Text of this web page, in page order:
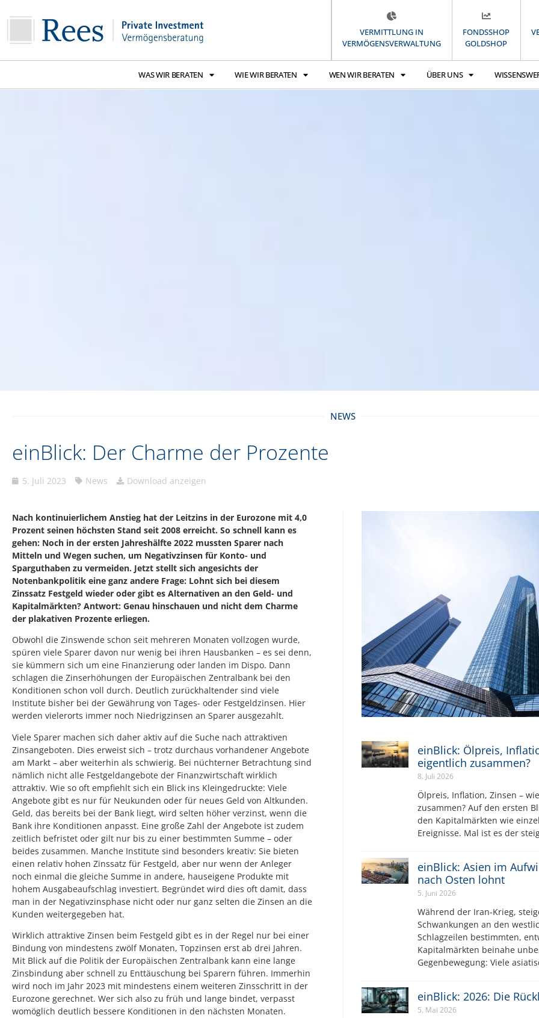
VERMITTLUNG IN
VERMÖGENSVERWALTUNG
FONDSSHOP
GOLDSHOP
WAS WIR BERATEN WIE WIR BERATEN WEN WIR BERATEN ÜBER UNS
NEWS
einBlick: Der Charme der Prozente
5. Juli 2023 News Download anzeigen
Nach kontinuierlichem Anstieg hat der Leitzins in der Eurozone mit 4,0
Prozent seinen höchsten Stand seit 2008 erreicht. So schnell kann es
gehen: Noch in der ersten Jahreshälfte 2022 mussten Sparer nach
Mitteln und Wegen suchen, um Negativzinsen für Konto- und
Sparguthaben zu vermeiden. Jetzt stellt sich angesichts der
Notenbankpolitik eine ganz andere Frage: Lohnt sich bei diesem
Zinssatz Festgeld wieder oder gibt es Alternativen an den Geld- und
Kapitalmärkten? Antwort: Genau hinschauen und nicht dem Charme
der plakativen Prozente erliegen.
Obwohl die Zinswende schon seit mehreren Monaten vollzogen wurde,
spüren viele Sparer davon nur wenig bei ihren Hausbanken – es sei denn,
sie kümmern sich um eine Finanzierung oder landen im Dispo. Dann
schlagen die Zinserhöhungen der Europäischen Zentralbank bei den
Konditionen schon voll durch. Deutlich zurückhaltender sind viele
Institute bisher bei der Gewährung von Tages- oder Festgeldzinsen. Hier
werden vielerorts immer noch Niedrigzinsen an Sparer ausgezahlt.
Viele Sparer machen sich daher aktiv auf die Suche nach attraktiven
Zinsangeboten. Dies erweist sich – trotz durchaus vorhandener Angebote
am Markt – aber weiterhin als schwierig. Bei nüchterner Betrachtung sind
nämlich nicht alle Festgeldangebote der Finanzwirtschaft wirklich
attraktiv. Wie so oft empfiehlt sich ein Blick ins Kleingedruckte: Viele
Angebote gibt es nur für Neukunden oder für neues Geld von Altkunden.
Geld, das bereits bei der Bank liegt, wird selten höher verzinst, wenn die
Bank ihre Konditionen anpasst. Eine große Zahl der Angebote ist zudem
zeitlich befristet oder gilt nur bis zu einer bestimmten Summe – oder
beides zusammen. Manche Institute sind besonders kreativ: Sie bieten
einen relativ hohen Zinssatz für Festgeld, aber nur wenn der Anleger
noch einmal die gleiche Summe in andere, hauseigene Produkte mit
hohem Ausgabeaufschlag investiert. Begründet wird dies oft damit, dass
man in der Negativzinsphase nicht oder nur ganz selten die Zinsen an die
Kunden weitergegeben hat.
Wirklich attraktive Zinsen beim Festgeld gibt es in der Regel nur bei einer
Bindung von mindestens zwölf Monaten, Topzinsen erst ab drei Jahren.
Mit Blick auf die Politik der Europäischen Zentralbank kann eine lange
Zinsbindung aber schnell zu Enttäuschung bei Sparern führen. Immerhin
wird noch im Jahr 2023 mit mindestens einem weiteren Zinsschritt in der
Eurozone gerechnet. Wer sich also zu früh und lange bindet, verpasst
womöglich deutlich bessere Konditionen in den nächsten Monaten.
einBlick: Ölpreis,
eigentlich zusammen?
8. Juli 2026
Ölpreis, Inflation, Zinsen –
zusammen? Auf den ersten
den Kapitalmärkten wie
Ereignisse. Mal ist es der
einBlick: Asien im
nach Osten lohnt
5. Juni 2026
Während der Iran-Krieg,
Schwankungen an den
Schlagzeilen bestimmten,
Kapitalmärkten beinahe
Gegenbewegung: Viele
einBlick: 2026: Die
5. Mai 2026